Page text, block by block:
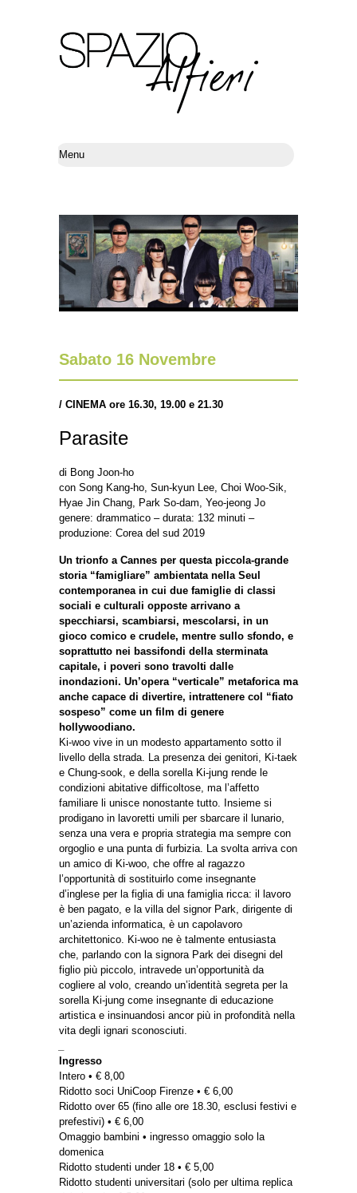
Sabato 16 Novembre
/ CINEMA ore 16.30, 19.00 e 21.30
Parasite
di Bong Joon-ho
con Song Kang-ho, Sun-kyun Lee, Choi Woo-Sik,
Hyae Jin Chang, Park So-dam, Yeo-jeong Jo
genere: drammatico – durata: 132 minuti –
produzione: Corea del sud 2019
Un trionfo a Cannes per questa piccola-grande
storia “famigliare” ambientata nella Seul
contemporanea in cui due famiglie di classi
sociali e culturali opposte arrivano a
specchiarsi, scambiarsi, mescolarsi, in un
gioco comico e crudele, mentre sullo sfondo, e
soprattutto nei bassifondi della sterminata
capitale, i poveri sono travolti dalle
inondazioni. Un’opera “verticale” metaforica ma
anche capace di divertire, intrattenere col “fiato
sospeso” come un film di genere
hollywoodiano.
Ki-woo vive in un modesto appartamento sotto il
livello della strada. La presenza dei genitori, Ki-taek
e Chung-sook, e della sorella Ki-jung rende le
condizioni abitative difficoltose, ma l’affetto
familiare li unisce nonostante tutto. Insieme si
prodigano in lavoretti umili per sbarcare il lunario,
senza una vera e propria strategia ma sempre con
orgoglio e una punta di furbizia. La svolta arriva con
un amico di Ki-woo, che offre al ragazzo
l’opportunità di sostituirlo come insegnante
d’inglese per la figlia di una famiglia ricca: il lavoro
è ben pagato, e la villa del signor Park, dirigente di
un’azienda informatica, è un capolavoro
architettonico. Ki-woo ne è talmente entusiasta
che, parlando con la signora Park dei disegni del
figlio più piccolo, intravede un’opportunità da
cogliere al volo, creando un’identità segreta per la
sorella Ki-jung come insegnante di educazione
artistica e insinuandosi ancor più in profondità nella
vita degli ignari sconosciuti.
Ingresso
Intero • € 8,00
Ridotto soci UniCoop Firenze • € 6,00
Ridotto over 65 (fino alle ore 18.30, esclusi festivi e
prefestivi) • € 6,00
Omaggio bambini • ingresso omaggio solo la
domenica
Ridotto studenti under 18 • € 5,00
Ridotto studenti universitari (solo per ultima replica